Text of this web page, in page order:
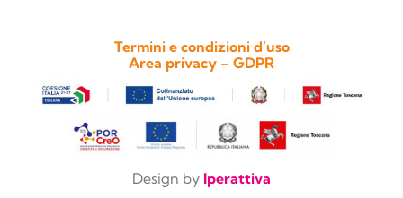
Termini e condizioni d’uso
Area privacy – GDPR
Design by Iperattiva